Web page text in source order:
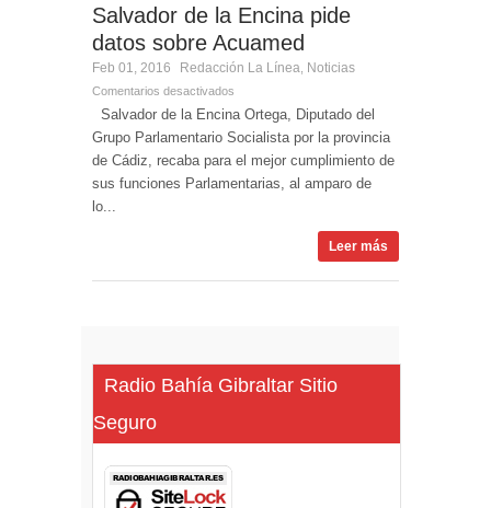
Entrega de la Medalla de la Policía del Territorio
de Ultramar al inspector jubilado Xavi Buhagiar
Presentado el IV Torneo de Fútbol Senior Alcalde
Salvador de la Encina pide
datos sobre Acuamed
Feb 01, 2016 Redacción La Línea Noticias
Comentarios desactivados
Salvador de la Encina Ortega, Diputado del
Grupo Parlamentario Socialista por la provincia
de Cádiz, recaba para el mejor cumplimiento de
sus funciones Parlamentarias, al amparo de
lo...
Leer más
Radio Bahía Gibraltar Sitio
Seguro